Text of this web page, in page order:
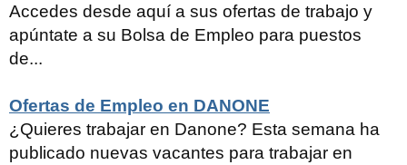
Accedes desde aquí a sus ofertas de trabajo y
apúntate a su Bolsa de Empleo para puestos
de...
Ofertas de Empleo en DANONE
¿Quieres trabajar en Danone? Esta semana ha
publicado nuevas vacantes para trabajar en